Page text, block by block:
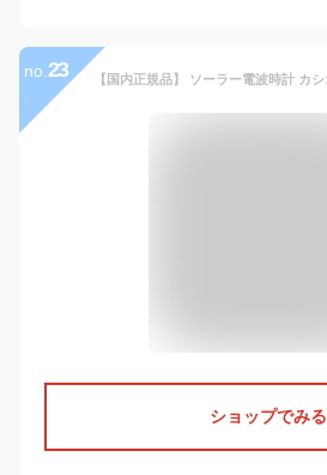
no. 23
ショップでみる